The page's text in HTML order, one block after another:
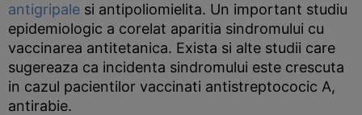
antigripale si antipoliomielita. Un important studiu
epidemiologic a corelat aparitia sindromului cu
vaccinarea antitetanica. Exista si alte studii care
sugereaza ca incidenta sindromului este crescuta
in cazul pacientilor vaccinati antistreptococic A,
antirabie.